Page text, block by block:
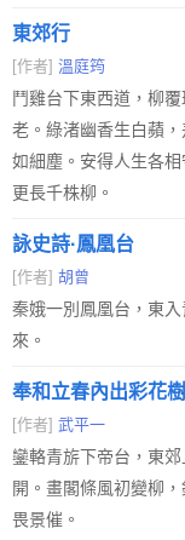
東郊行
[作者] 溫庭筠
鬥雞台下東西道，柳
老。綠渚幽香生白蘋
如細塵。安得人生各
更長千株柳。
詠史詩·鳳凰台
[作者] 胡曾
秦娥一別鳳凰台，東
來。
奉和立春內出彩花
[作者] 武平一
鑾輅青旂下帝台，東
開。畫閣條風初變柳
畏景催。